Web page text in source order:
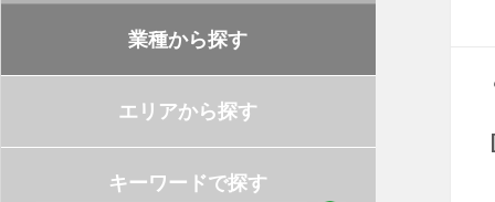
業種から探す
エリアから探す
キーワードで探す